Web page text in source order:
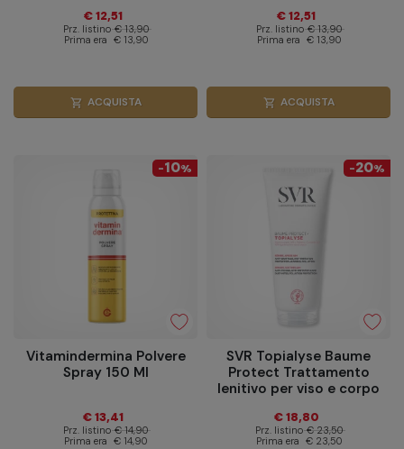
€ 12,51
Prz. listino € 13,90
Prima era € 13,90
shopping_cart ACQUISTA
€ 12,51
Prz. listino € 13,90
Prima era € 13,90
shopping_cart ACQUISTA
-10%
Vitamindermina Polvere
Spray 150 Ml
€ 13,41
Prz. listino € 14,90
Prima era € 14,90
-20%
SVR Topialyse Baume
Protect Trattamento
lenitivo per viso e corpo
€ 18,80
Prz. listino € 23,50
Prima era € 23,50